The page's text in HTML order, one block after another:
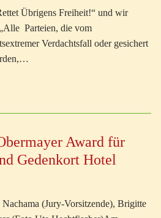
Übrigens Freiheit!“ und wir
Parteien, die vom
Verdachtsfall oder gesichert
Award für
Gedenkort Hotel
(Jury-Vorsitzende), Brigitte